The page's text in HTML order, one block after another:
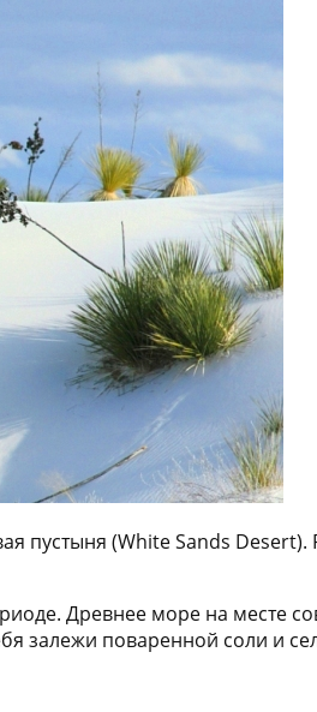
пустыня (White Sands
Древнее море на месте
залежи поваренной соли и